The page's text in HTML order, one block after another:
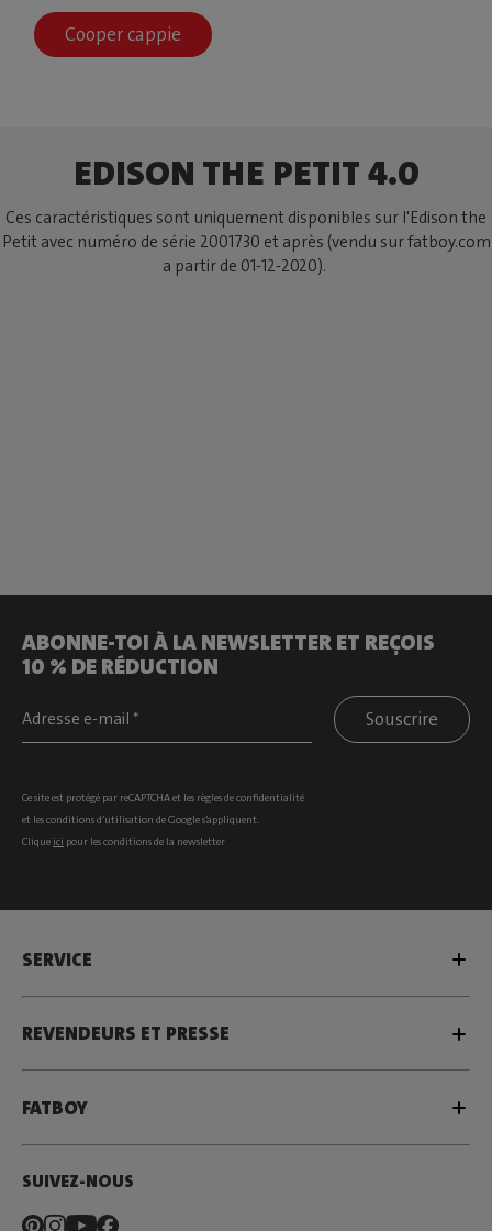
Cooper cappie
EDISON THE PETIT 4.0
Ces caractéristiques sont uniquement disponibles sur l'Edison the
Petit avec numéro de série 2001730 et après (vendu sur fatboy.com
a partir de 01-12-2020).
ABONNE-TOI À LA NEWSLETTER ET REÇOIS
10 % DE RÉDUCTION
Souscrire
Ce site est protégé par reCAPTCHA et les règles de confidentialité
et lesconditions d’utilisation de Google s’appliquent.
Clique ici pour les conditions de la newsletter
SERVICE
REVENDEURS ET PRESSE
FATBOY
SUIVEZ-NOUS